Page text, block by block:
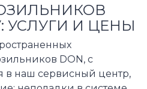
И ЦЕНЫ
DON, с
в наш сервисный центр,